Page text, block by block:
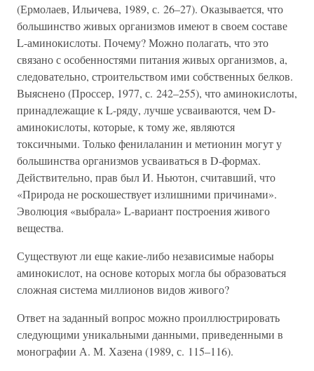
(Ермолаев, Ильичева, 1989, с. 26–27). Оказывается, что
большинство живых организмов имеют в своем составе
L-аминокислоты. Почему? Можно полагать, что это
связано с особенностями питания живых организмов, а,
следовательно, строительством ими собственных белков.
Выяснено (Проссер, 1977, с. 242–255), что аминокислоты,
принадлежащие к L-ряду, лучше усваиваются, чем D-
аминокислоты, которые, к тому же, являются
токсичными. Только фенилаланин и метионин могут у
большинства организмов усваиваться в D-формах.
Действительно, прав был И. Ньютон, считавший, что
«Природа не роскошествует излишними причинами».
Эволюция «выбрала» L-вариант построения живого
вещества.
Существуют ли еще какие-либо независимые наборы
аминокислот, на основе которых могла бы образоваться
сложная система миллионов видов живого?
Ответ на заданный вопрос можно проиллюстрировать
следующими уникальными данными, приведенными в
монографии А. М. Хазена (1989, с. 115–116).